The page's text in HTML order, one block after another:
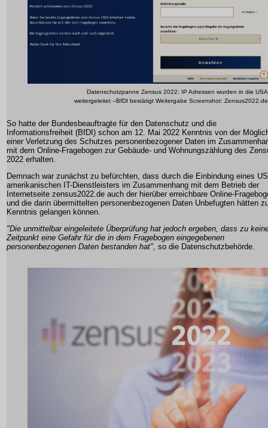
Datenschutzpanne Zensus 2022: IP Adressen wurden in die USA
weitergeleitet --BfDI bestätigt Weitergabe Screenshot: Zensus2022.de
So hatte der Bundesbeauftragte für den Datenschutz und die
Informationsfreiheit (BfDI) schon am 12. Mai 2022 Kenntnis von der
einer Verletzung des Schutzes personenbezogener Daten im
mit dem Online-Fragebogen zur Gebäude- und Wohnungszählung des
2022 erhalten.
Demnach war zunächst zu befürchten, dass durch die Einbindung eines
amerikanischen IT-Dienstleisters im Zusammenhang mit dem Betrieb der
Internetseite zensus2022.de auch der hierüber erreichbare Online-
und die darin übermittelten personenbezogenen Daten Unbefugten hätten
Kenntnis gelangen können.
"Die unmittelbar eingeleitete Überprüfung hat jedoch ergeben, dass zu
Zeitpunkt eine Gefahr für die in dem Fragebogen eingegebenen
personenbezogenen Daten bestanden hat" , so die Datenschutzbehörde.